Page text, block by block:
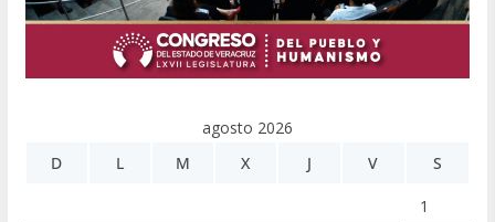
agosto 2026
D
L M X J V S
1